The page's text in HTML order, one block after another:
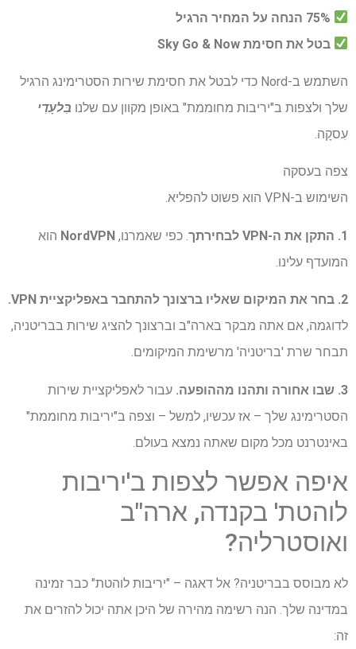
בטל את חסימת Sky Go & Now
השתמש ב-Nord כדי לבטל את חסימת שירות הסטרימינג הרגיל
שלך ולצפות ב"יריבות מחוממת" באופן מקוון עם שלנו בִּלעָדִי
עִסקָה.
צפה בעסקה
השימוש ב-VPN הוא פשוט להפליא.
1. התקן את ה-VPN לבחירתך . כפי שאמרנו, NordVPN הוא
המועדף עלינו.
2. בחר את המיקום שאליו ברצונך להתחבר באפליקציית VPN.
לדוגמה, אם אתה מבקר בארה"ב וברצונך להציג שירות בבריטניה,
תבחר שרת 'בריטניה' מרשימת המיקומים.
3. שבו אחורה ותהנו מההופעה.
עבור לאפליקציית שירות
הסטרימינג שלך – אז עכשיו, למשל – וצפה ב"יריבות מחוממת"
באינטרנט מכל מקום שאתה נמצא בעולם.
איפה אפשר לצפות ב'יריבות
לוהטת' בקנדה, ארה"ב
ואוסטרליה?
לא מבוסס בבריטניה? אל דאגה – "יריבות לוהטת" כבר זמינה
במדינה שלך. הנה רשימה מהירה של היכן אתה יכול להזרים את
זה: